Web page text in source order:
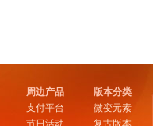
周边产品
支付平台
节日活动
版本分类
微变元素
复古版本